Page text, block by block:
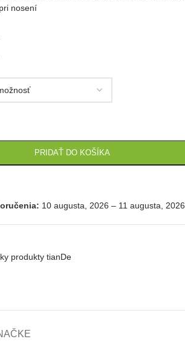
nosení
PRIDAŤ DO KOŠÍKA
10 augusta, 2026 – 11 augusta, 2026
produkty tianDe